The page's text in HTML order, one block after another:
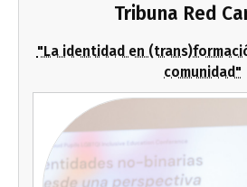
Tribuna Red
"La identidad en
comunidad"